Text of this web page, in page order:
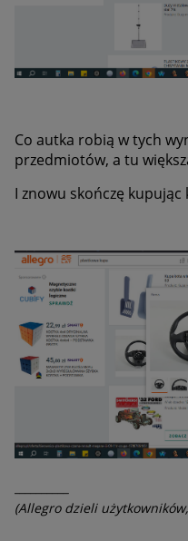
Co autka robią w tych
przedmiotów, a tu
I znowu skończę kupując
(Allegro dzieli